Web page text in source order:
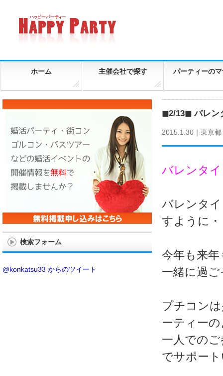
ホーム 主催会社で探す パーティーの
◼︎2/13◼︎ バレン
2015.1.30｜ 東京都
バレンタ
バレンタ
すように
今年も来
一緒に過
プチコン
ーティー
一人での
でサポー
検索フォーム
@konkatsu33 からのツイート